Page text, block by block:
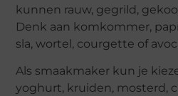
kunnen rauw, gegrild,
Denk aan komkommer,
sla, wortel, courgette of
Als smaakmaker kun je
yoghurt, kruiden, mosterd,